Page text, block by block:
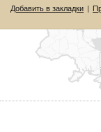
Добавить в закладки |